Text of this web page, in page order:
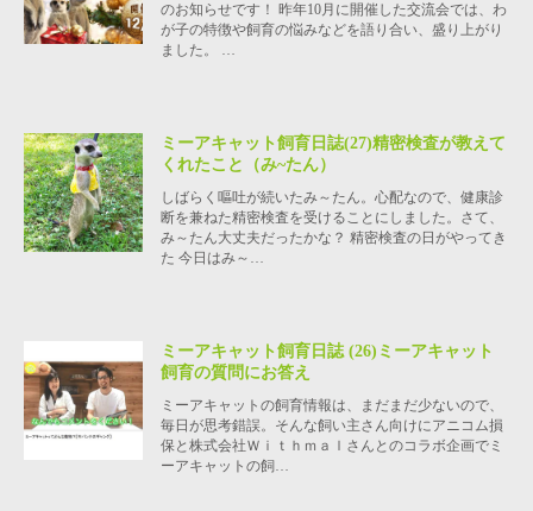
のお知らせです！ 昨年10月に開催した交流会では、わ
が子の特徴や飼育の悩みなどを語り合い、盛り上がり
ました。 …
ミーアキャット飼育日誌(27)精密検査が教えて
くれたこと（み~たん）
しばらく嘔吐が続いたみ～たん。心配なので、健康診
断を兼ねた精密検査を受けることにしました。さて、
み～たん大丈夫だったかな？ 精密検査の日がやってき
た 今日はみ～…
ミーアキャット飼育日誌 (26)ミーアキャット
飼育の質問にお答え
ミーアキャットの飼育情報は、まだまだ少ないので、
毎日が思考錯誤。そんな飼い主さん向けにアニコム損
保と株式会社Ｗｉｔｈｍａｌさんとのコラボ企画でミ
ーアキャットの飼…